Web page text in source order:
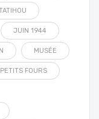
JUIN 1944
MUSÉE
PETITS FOURS